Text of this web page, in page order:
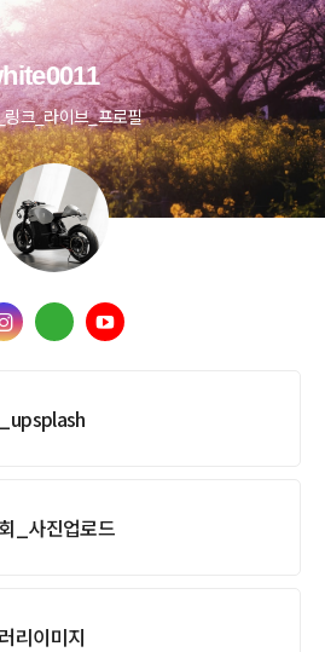
링크_라이브_프로필
_사진업로드
리이미지